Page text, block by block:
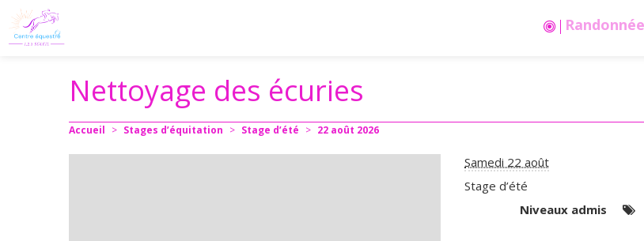
Nettoyage des écuries
Accueil > Stages d’équitation > Stage d’été > 22 août 2026
Samedi 22 août
Stage d’été
Niveaux admis